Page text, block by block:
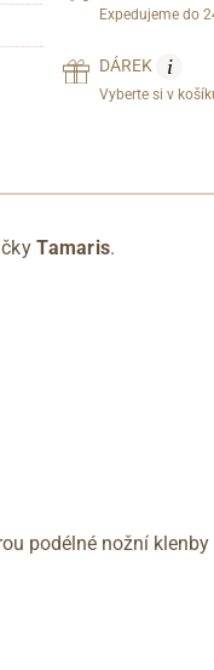
Expedujeme do
DÁREK i
Vyberte si v
Tamaris.
podélné nožní klenby